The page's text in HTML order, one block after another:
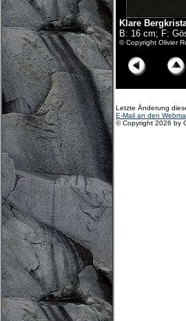
Klare
B: 16 cm; F:
© Copyright Olivier
Letzte Änderung
E-Mail an den
© Copyright 2026 by